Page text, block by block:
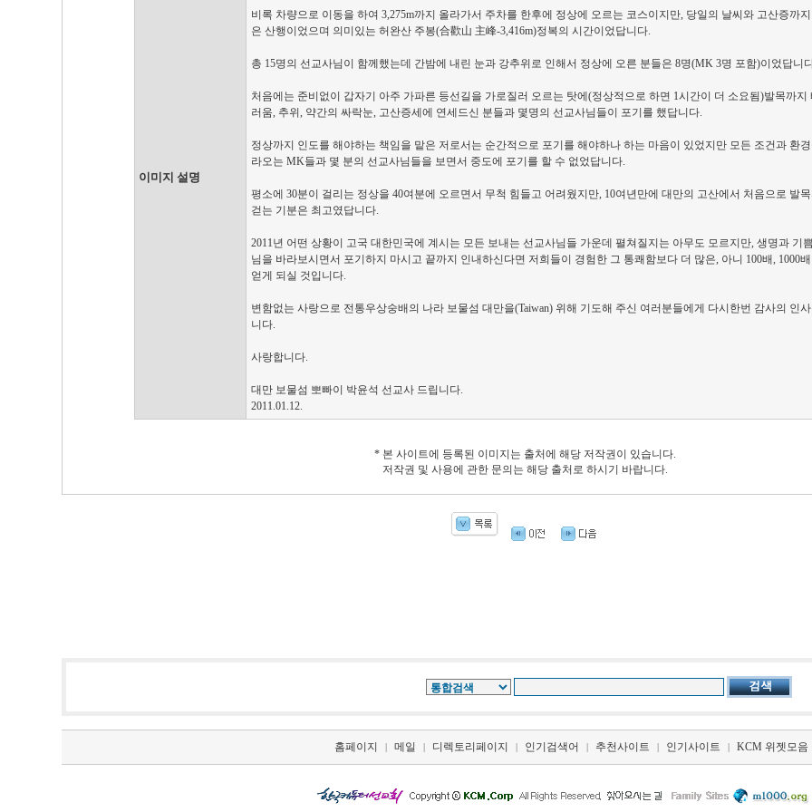
이미지 설명
비록 차량으로 이동을 하여 3,275m까지 올라가서 주차를 한후에 정상에 오르는 코스이지만, 당일의 날씨와 고산증까
은 산행이었으며 의미있는 허완산 주봉(合歡山 主峰-3,416m)정복의 시간이었답니다.
총 15명의 선교사님이 함께했는데 간밤에 내린 눈과 강추위로 인해서 정상에 오른 분들은 8명(MK 3명 포함)이었답니
처음에는 준비없이 갑자기 아주 가파른 등선길을 가로질러 오르는 탓에(정상적으로 하면 1시간이 더 소요됨)발목까지
러움, 추위, 약간의 싸락눈, 고산증세에 연세드신 분들과 몇명의 선교사님들이 포기를 했답니다.
정상까지 인도를 해야하는 책임을 맡은 저로서는 순간적으로 포기를 해야하나 하는 마음이 있었지만 모든 조건과 환
라오는 MK들과 몇 분의 선교사님들을 보면서 중도에 포기를 할 수 없었답니다.
평소에 30분이 걸리는 정상을 40여분에 오르면서 무척 힘들고 어려웠지만, 10여년만에 대만의 고산에서 처음으로 발
걷는 기분은 최고였답니다.
2011년 어떤 상황이 고국 대한민국에 계시는 모든 보내는 선교사님들 가운데 펼쳐질지는 아무도 모르지만, 생명과 기
님을 바라보시면서 포기하지 마시고 끝까지 인내하신다면 저희들이 경험한 그 통쾌함보다 더 많은, 아니 100배, 1000
얻게 되실 것입니다.
변함없는 사랑으로 전통우상숭배의 나라 보물섬 대만을(Taiwan) 위해 기도해 주신 여러분들에게 다시한번 감사의 인
니다.
사랑합니다.
대만 보물섬 뽀빠이 박윤석 선교사 드립니다.
2011.01.12.
* 본 사이트에 등록된 이미지는 출처에 해당 저작권이 있습니다.
저작권 및 사용에 관한 문의는 해당 출처로 하시기 바랍니다.
홈페이지 | 메일 | 디렉토리페이지 | 인기검색어 | 추천사이트 | 인기사이트 | KCM 위젯모음